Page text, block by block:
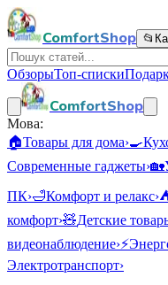
ComfortShop 📂
ОбзорыТоп-списки
ComfortShop
Мова:
🏠Товары для дома›🍳
Современные гаджеты›🏡
ПК›🛁Комфорт и релакс›
комфорт›🧸Детские
видеонаблюдение›⚡
Электротранспорт›